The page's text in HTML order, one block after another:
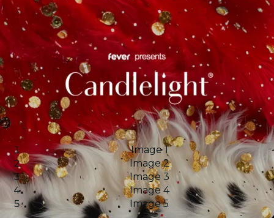
Image 1
Image 2
Image 3
Image 4
Image 5